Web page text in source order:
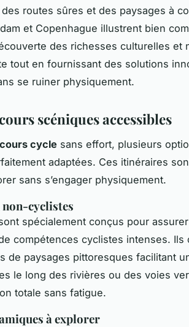
routes sûres et des paysages à
et Copenhague illustrent bien
des richesses culturelles et
tout en fournissant des solutions
se ruiner physiquement.
scéniques accessibles
cycle sans effort, plusieurs
adaptées. Ces itinéraires
sans s’engager physiquement.
cyclistes
spécialement conçus pour
compétences cyclistes intenses. Ils
de paysages pittoresques facilitant
le long des rivières ou des voies
totale sans fatigue.
à explorer